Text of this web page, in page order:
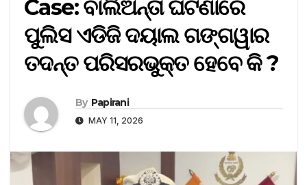
Case: ବାଲିଅନ୍ତା ଘଟଣାରେ
ପୁଲିସ ଏଡିଜି ଦୟାଲ ଗଙ୍ଗୱାର
ତଦନ୍ତ ପରିସରଭୁକ୍ତ ହେବେ କି ?
By Papirani
MAY 11, 2026